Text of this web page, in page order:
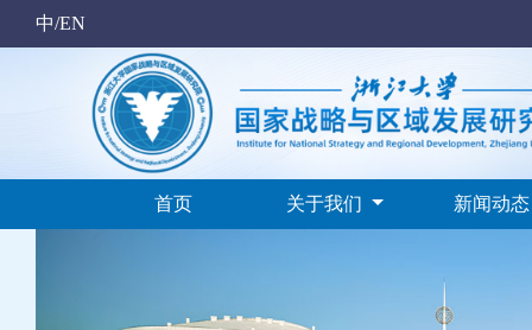
中/EN
首页 关于我们 新闻动